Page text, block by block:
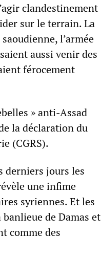
clandestinement
sur le terrain. La
l’armée
aussi venir des
férocement
» anti-Assad
la déclaration du
(CGRS).
derniers jours les
une infime
syriennes. Et les
de Damas et
comme des